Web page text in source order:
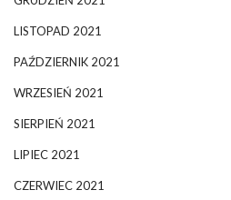
LISTOPAD 2021
PAŹDZIERNIK 2021
WRZESIEŃ 2021
SIERPIEŃ 2021
LIPIEC 2021
CZERWIEC 2021